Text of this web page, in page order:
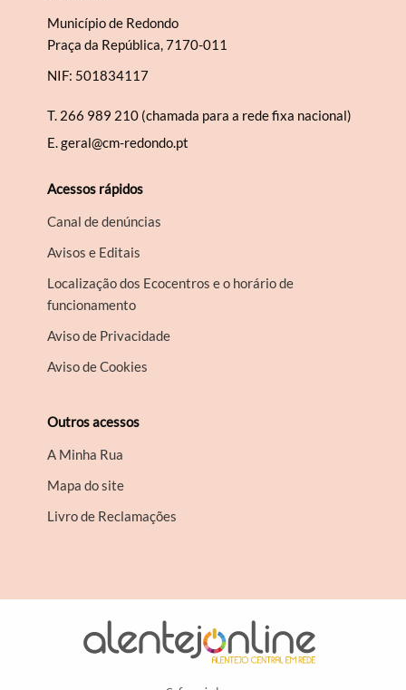
Município de Redondo
Praça da República, 7170-011
NIF: 501834117
T. 266 989 210 (chamada para a rede fixa nacional)
E.geral@cm-redondo.pt
Acessos rápidos
Canal de denúncias
Avisos e Editais
Localização dos Ecocentros e o horário de
funcionamento
Aviso de Privacidade
Aviso de Cookies
Outros acessos
A Minha Rua
Mapa do site
Livro de Reclamações